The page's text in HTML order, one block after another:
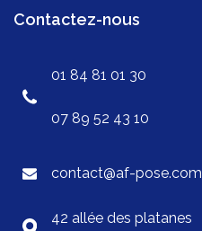
Contactez-nous
01 84 81 01 30
07 89 52 43 10
contact@af-pose.com
42 allée des platanes